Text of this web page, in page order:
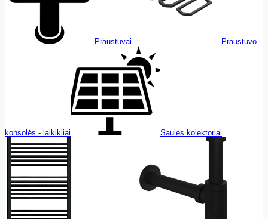
Praustuvai Praustuvo
konsolės - laikikliai Saulės kolektoriai